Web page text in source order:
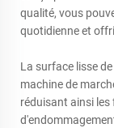
qualité, vous
quotidienne et
La surface lisse
machine de
réduisant ainsi